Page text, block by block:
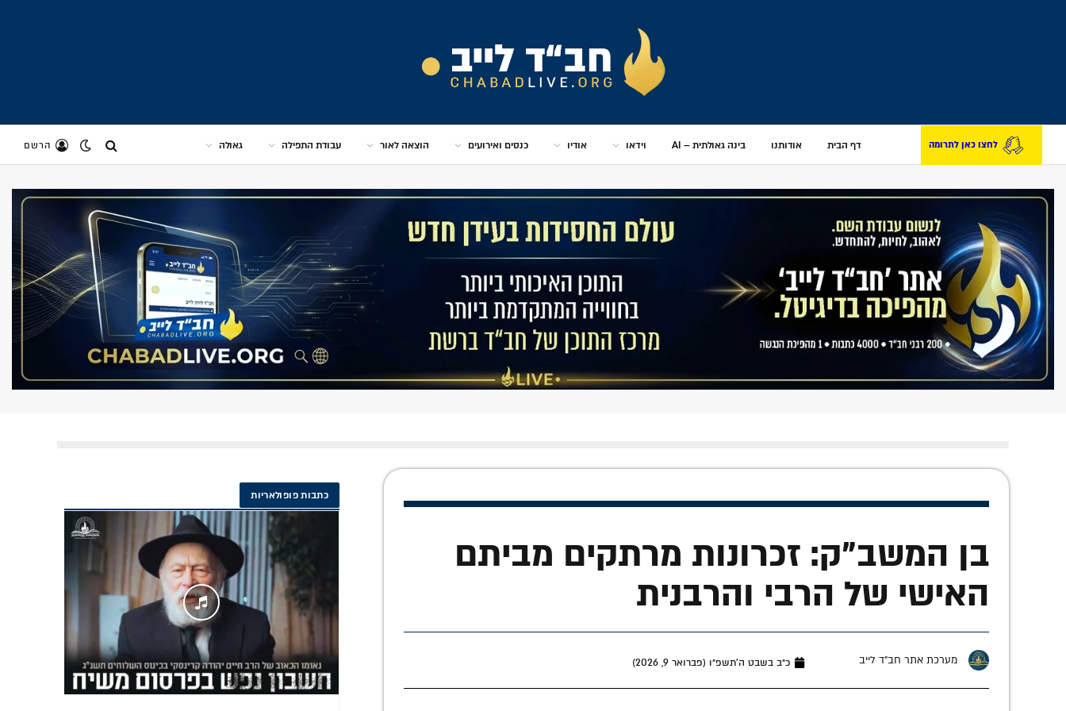
לחצו כאן לתרומה דף הבית אודותנו בינה גאולתית – AI וידאו אודיו כנסים ואירועים הוצאה לאור עבודת התפילה גאולה הרשם
בן המשב"ק: זכרונות מרתקים מביתם
האישי של הרבי והרבנית
מערכת אתר חב"ד לייב כ״ב בשבט ה׳תשפ״ו (פברואר 9, 2026)
כתבות פופולאריות